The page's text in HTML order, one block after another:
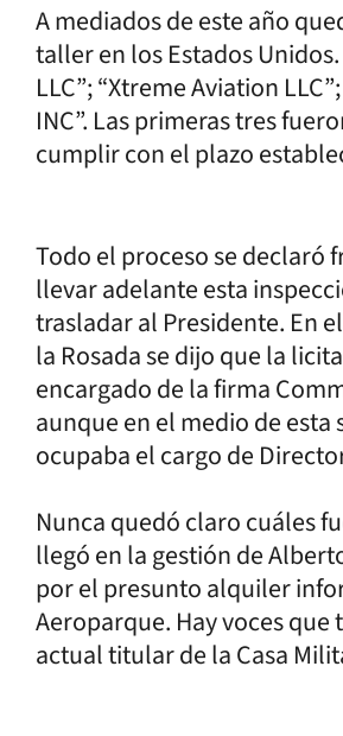
A mediados de este año
taller en los Estados
LLC”; “Xtreme Aviation
INC”. Las primeras tres
cumplir con el plazo
Todo el proceso se declaró
llevar adelante esta
trasladar al Presidente. En
la Rosada se dijo que la
encargado de la firma
aunque en el medio de
ocupaba el cargo de
Nunca quedó claro cuáles
llegó en la gestión de
por el presunto alquiler
Aeroparque. Hay voces
actual titular de la Casa